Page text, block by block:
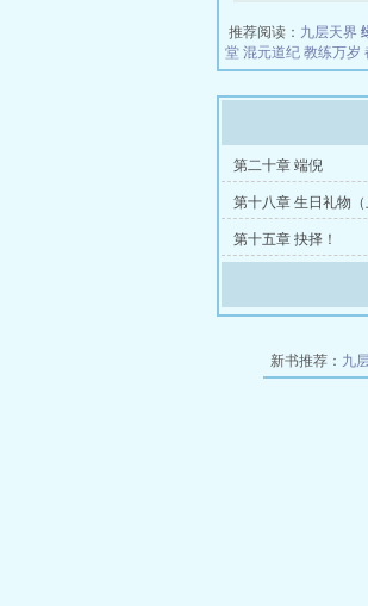
推荐阅读： 九层天界
堂 混元道纪 教练万岁
第二十章 端倪
第十八章 生日礼物（
第十五章 抉择！
新书推荐： 九